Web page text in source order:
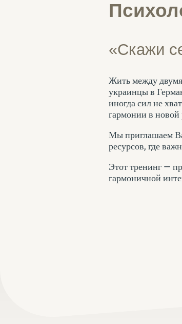
«Скажи
Жить между
украинцы в
иногда сил не
гармонии в новой
Мы приглашаем
ресурсов, где
Этот тренинг —
гармоничной